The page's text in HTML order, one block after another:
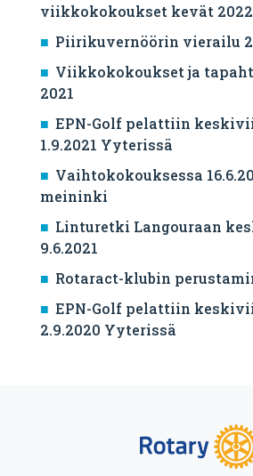
viikkokokoukset kevät 2022
Piirikuvernöörin vierailu
Viikkokokoukset ja
2021
EPN-Golf pelattiin
1.9.2021 Yyterissä
Vaihtokokouksessa
meininki
Linturetki Langouraan
9.6.2021
Rotaract-klubin
EPN-Golf pelattiin
2.9.2020 Yyterissä